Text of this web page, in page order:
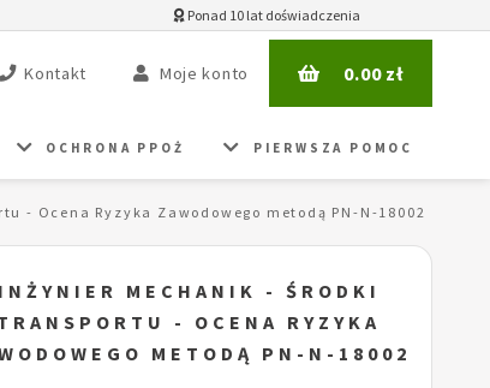
Ponad 10 lat doświadczenia
Kontakt Moje konto 0.00zł
OCHRONA PPOŻ PIERWSZA POMOC
- Ocena Ryzyka Zawodowego metodą PN-N-18002
INŻYNIER MECHANIK - ŚRODKI
- OCENA RYZYKA
METODĄ PN-N-18002